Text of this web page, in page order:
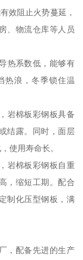
效阻止火势蔓延，
、物流仓库等人员
热系数低，能够有
热浪，冬季锁住温
岩棉板彩钢板具备
结露。同时，面层
使用寿命长。
岩棉板彩钢板自重
，缩短工期。配合
制化压型钢板，满
，配备先进的生产